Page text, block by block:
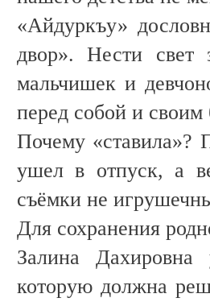
«Айдуркъу»
двор». Нести свет
мальчишек и
перед собой и
Почему «ставила»?
ушел в отпуск, а
съёмки не
Для сохранения
Залина
которую должна